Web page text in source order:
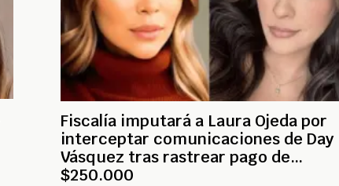
Fiscalía imputará a Laura Ojeda por
interceptar comunicaciones de Day
Vásquez tras rastrear pago de
$250.000